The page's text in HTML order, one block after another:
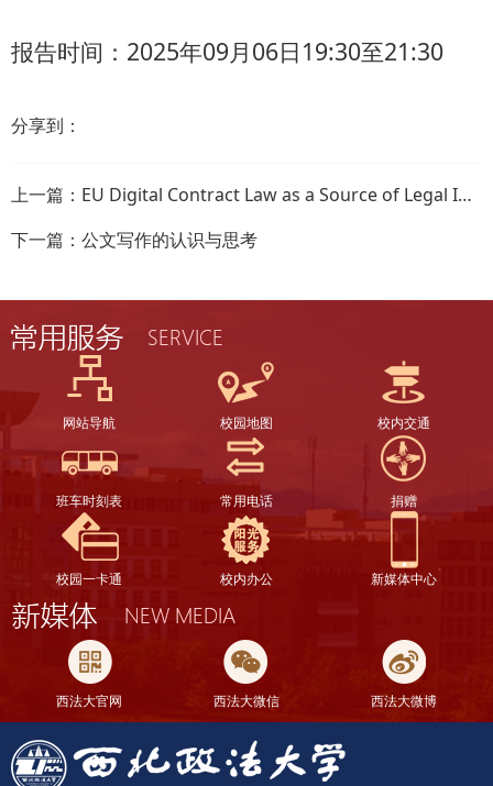
报告时间： 2025年09月06日19:30至21:30
分享到：
上一篇： EU Digital Contract Law as a Source of Legal Innovations
下一篇： 公文写作的认识与思考
网站导航 校园地图 校内交通
班车时刻表 常用电话 捐赠
校园一卡通 校内办公 新媒体中心
西法大官网 西法大微信 西法大微博